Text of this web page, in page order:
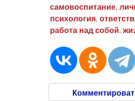
самовоспитание,
психология,
работа над собой,